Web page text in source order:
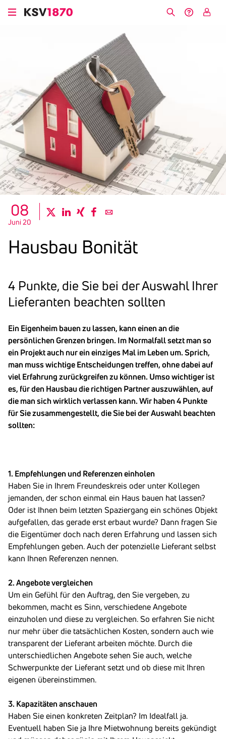
Direkt
zum
08
Juni 20
Hausbau Bonität
4 Punkte, die Sie bei der Auswahl Ihrer
Liefe­ranten beachten sollten
Ein Eigenheim bauen zu lassen, kann einen an die
persönlichen Grenzen bringen. Im Normalfall setzt man so
ein Projekt auch nur ein einziges Mal im Leben um. Sprich,
man muss wichtige Entscheidungen treffen, ohne dabei auf
viel Erfahrung zurückgreifen zu können. Umso wichtiger ist
es, für den Hausbau die richtigen Partner auszuwählen, auf
die man sich wirklich verlassen kann. Wir haben 4 Punkte
für Sie zusammengestellt, die Sie bei der Auswahl beachten
sollten:
1. Empfehlungen und Referenzen einholen
Haben Sie in Ihrem Freundeskreis oder unter Kollegen
jemanden, der schon einmal ein Haus bauen hat lassen?
Oder ist Ihnen beim letzten Spaziergang ein schönes Objekt
aufgefallen, das gerade erst erbaut wurde? Dann fragen Sie
die Eigentümer doch nach deren Erfahrung und lassen sich
Empfehlungen geben. Auch der potenzielle Lieferant selbst
kann Ihnen Referenzen nennen.
2. Angebote vergleichen
Um ein Gefühl für den Auftrag, den Sie vergeben, zu
bekommen, macht es Sinn, verschiedene Angebote
einzuholen und diese zu vergleichen. So erfahren Sie nicht
nur mehr über die tatsächlichen Kosten, sondern auch wie
transparent der Lieferant arbeiten möchte. Durch die
unterschiedlichen Angebote sehen Sie auch, welche
Schwerpunkte der Lieferant setzt und ob diese mit Ihren
eigenen übereinstimmen.
3. Kapazitäten anschauen
Haben Sie einen konkreten Zeitplan? Im Idealfall ja.
Eventuell haben Sie ja Ihre Mietwohnung bereits gekündigt